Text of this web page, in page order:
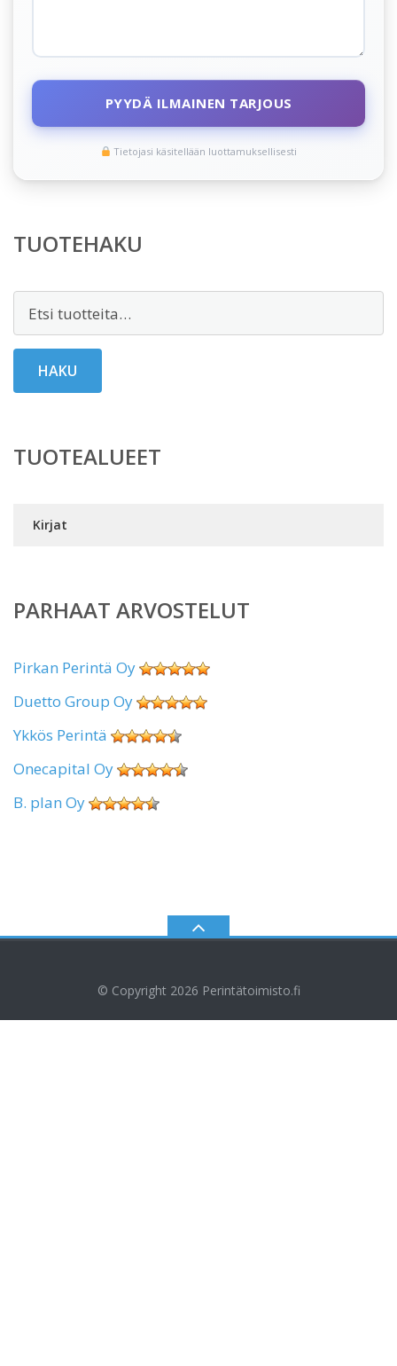
PYYDÄ ILMAINEN TARJOUS
Tietojasi käsitellään luottamuksellisesti
TUOTEHAKU
HAKU
TUOTEALUEET
Kirjat
PARHAAT ARVOSTELUT
Pirkan Perintä Oy
Duetto Group Oy
Ykkös Perintä
Onecapital Oy
B. plan Oy
© Copyright 2026 Perintätoimisto.fi